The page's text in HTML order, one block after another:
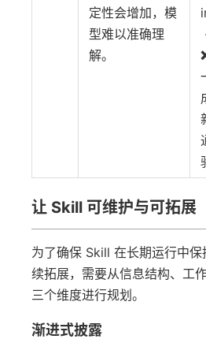
定性会增加，模
型难以准确理
解。
让 Skill 可维护与可拓展
为了确保 Skill 在长期运行中
续拓展，需要从信息结构、工
三个维度进行规划。
渐进式披露